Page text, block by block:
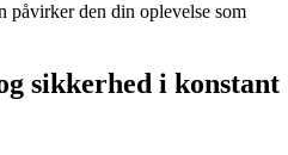
påvirker den din oplevelse som
sikkerhed i konstant